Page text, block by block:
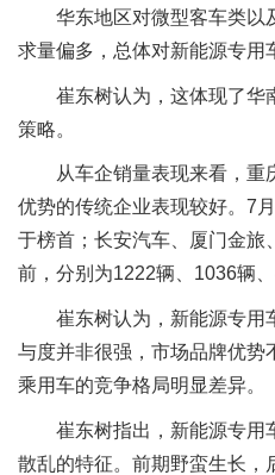
华东地区对微型客车类以
求量偏多，总体对新能源专用
崔东树认为，这体现了华
策略。
从车企销量表现来看，重
优势的传统企业表现较好。7
于榜首；长安汽车、厦门金旅
前，分别为1222辆、1036辆
崔东树认为，新能源专用
与度并非很强，市场品牌优势
乘用车的竞争格局明显差异。
崔东树指出，新能源专用
散乱的特征。前期野蛮生长，